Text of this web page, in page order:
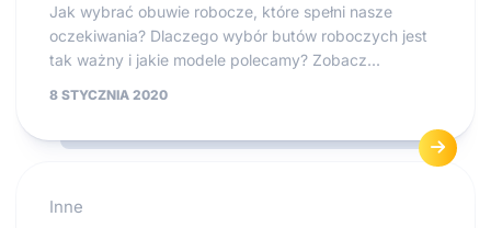
Jak wybrać obuwie robocze, które spełni nasze
oczekiwania? Dlaczego wybór butów roboczych jest
tak ważny i jakie modele polecamy? Zobacz...
8 STYCZNIA 2020
Inne